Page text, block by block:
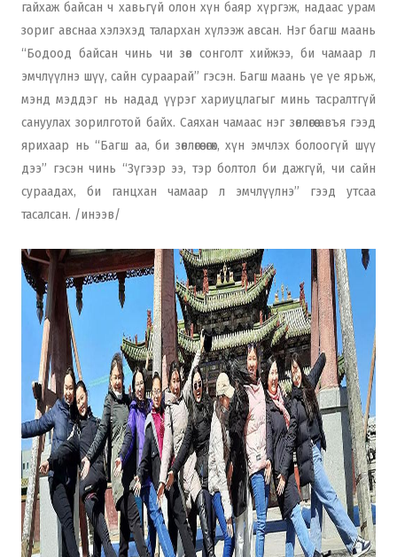
гайхаж байсан ч хавьгүй олон хүн баяр хүргэж, надаас урам
зориг авснаа хэлэхэд талархан хүлээж авсан. Нэг багш маань
“Бодоод байсан чинь чи зөв сонголт хийжээ, би чамаар л
эмчлүүлнэ шүү, сайн сураарай” гэсэн. Багш маань үе үе ярьж,
мэнд мэддэг нь надад үүрэг хариуцлагыг минь тасралтгүй
сануулах зорилготой байх. Саяхан чамаас нэг зөвлөгөө авъя гээд
ярихаар нь “Багш аа, би зөвлөгөө өгөх, хүн эмчлэх болоогүй шүү
дээ” гэсэн чинь “Зүгээр ээ, тэр болтол би дажгүй, чи сайн
сураадах, би ганцхан чамаар л эмчлүүлнэ” гээд утсаа
тасалсан. /инээв/